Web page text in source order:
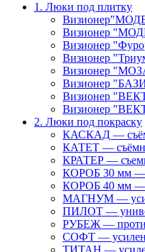
1. Люки под плитку
Визионер
Визионер
Визионер
Визионер
Визионер
Визионер
Визионер
2. Люки под покраску
КАСКАД —
КАТЕТ —
КРАТЕР —
КОРОБ 30 мм —
КОРОБ 40 мм —
МАГНУМ —
ПИЛОТ —
РУБЕЖ —
СОФТ —
ТИТАН —